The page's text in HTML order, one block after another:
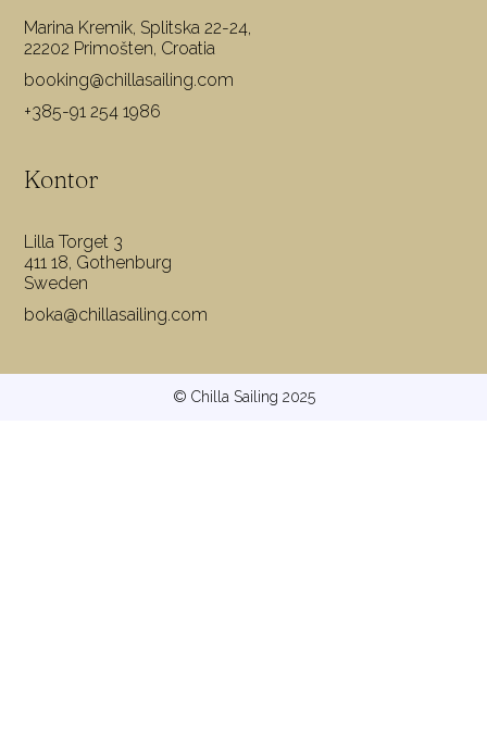
Marina Kremik, Splitska 22-24,
22202 Primošten, Croatia
booking@chillasailing.com
+385-91 254 1986
Kontor
Lilla Torget 3
411 18, Gothenburg
Sweden
boka@chillasailing.com
© Chilla Sailing 2025